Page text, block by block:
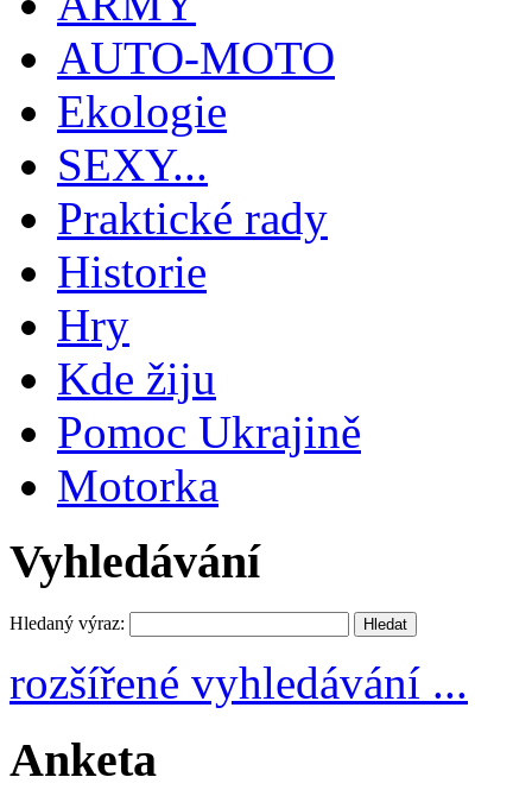
AUTO-MOTO
Ekologie
SEXY...
Praktické rady
Historie
Hry
Kde žiju
Pomoc Ukrajině
Motorka
Vyhledávání
Hledaný výraz:
rozšířené vyhledávání ...
Anketa